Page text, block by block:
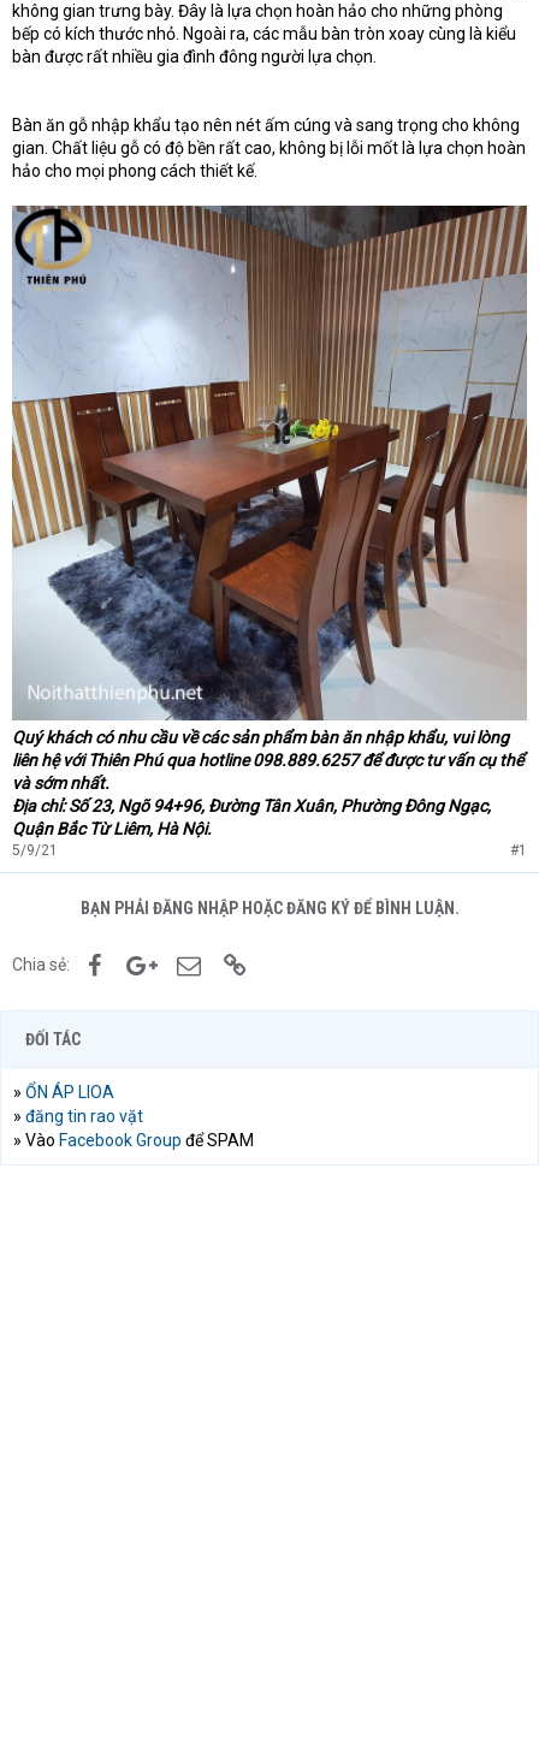
không gian trưng bày. Đây là lựa chọn hoàn hảo cho những phòng
bếp có kích thước nhỏ. Ngoài ra, các mẫu bàn tròn xoay cùng là kiểu
bàn được rất nhiều gia đình đông người lựa chọn.
Bàn ăn gỗ nhập khẩu tạo nên nét ấm cúng và sang trọng cho không
gian. Chất liệu gỗ có độ bền rất cao, không bị lỗi mốt là lựa chọn hoàn
hảo cho mọi phong cách thiết kế.
Quý khách có nhu cầu về các sản phẩm bàn ăn nhập khẩu, vui lòng
liên hệ với Thiên Phú qua hotline 098.889.6257 để được tư vấn cụ thể
và sớm nhất.
Địa chỉ: Số 23, Ngõ 94+96, Đường Tân Xuân, Phường Đông Ngạc,
Quận Bắc Từ Liêm, Hà Nội.
5/9/21 #1
BẠN PHẢI ĐĂNG NHẬP HOẶC ĐĂNG KÝ ĐỂ BÌNH LUẬN.
Chia sẻ: FacebookGoogle+Email
ĐỐI TÁC
» ỔN ÁP LIOA
» đăng tin rao vặt
» Vào Facebook Group để SPAM